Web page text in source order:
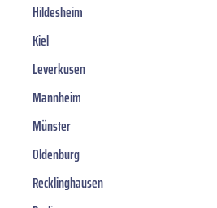
Hildesheim
Kiel
Leverkusen
Mannheim
Münster
Oldenburg
Recklinghausen